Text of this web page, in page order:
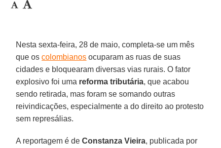
Nesta sexta-feira, 28 de maio, completa-se um mês
que oscolombianos ocuparam as ruas de suas
cidades e bloquearam diversas vias rurais. O fator
explosivo foi uma reforma tributária, que acabou
sendo retirada, mas foram se somando outras
reivindicações, especialmente a do direito ao protesto
sem represálias.
A reportagem é deConstanza Vieira, publicada por